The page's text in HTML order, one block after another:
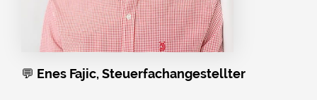
💬 Enes Fajic, Steuerfachangestellter